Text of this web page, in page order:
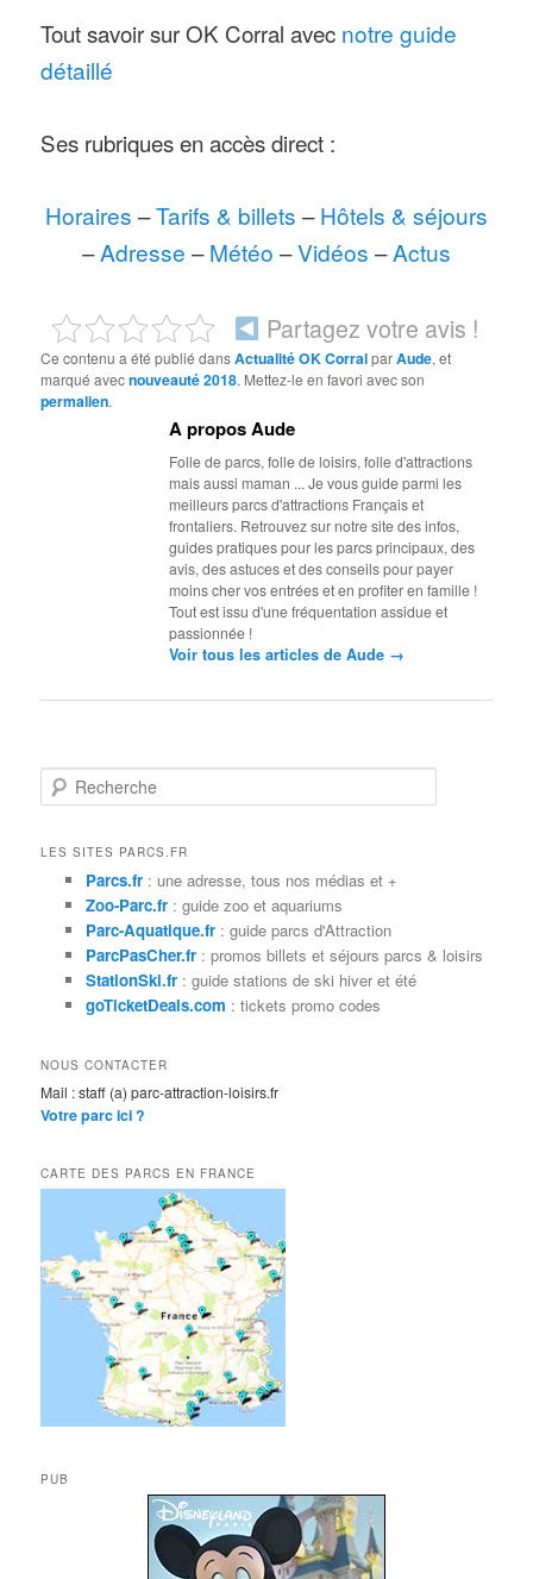
Tout savoir sur OK Corral avec notre guide
détaillé
Ses rubriques en accès direct :
Horaires –Tarifs & billets –Hôtels & séjours
–Adresse –Météo –Vidéos –Actus
Partagez votre avis !
Ce contenu a été publié dansActualité OK CorralparAude, et
marqué avecnouveauté 2018. Mettez-le en favori avec son
permalien.
A propos Aude
Folle de parcs, folle de loisirs, folle d'attractions
mais aussi maman ... Je vous guide parmi les
meilleurs parcs d'attractions Français et
frontaliers. Retrouvez sur notre site des infos,
guides pratiques pour les parcs principaux, des
avis, des astuces et des conseils pour payer
moins cher vos entrées et en profiter en famille !
Tout est issu d'une fréquentation assidue et
passionnée !
Voir tous les articles de Aude →
e
h
LES SITES PARCS.FR
Parcs.fr: une adresse, tous nos médias et +
Zoo-Parc.fr: guide zoo et aquariums
Parc-Aquatique.fr: guide parcs d'Attraction
ParcPasCher.fr: promos billets et séjours parcs & loisirs
StationSki.fr: guide stations de ski hiver et été
goTicketDeals.com : tickets promo codes
NOUS CONTACTER
Mail : staff (a) parc-attraction-loisirs.fr
Votre parc ici ?
CARTE DES PARCS EN FRANCE
PUB